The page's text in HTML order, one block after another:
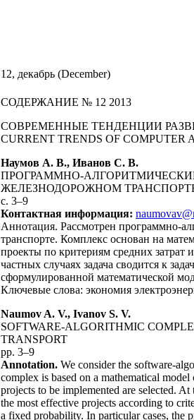
12, декабрь (December)
СОДЕРЖАНИЕ № 12 2013
СОВРЕМЕННЫЕ ТЕНДЕНЦИИ
CURRENT TRENDS OF СOMPUTER
Наумов А. В., Иванов С. В.
ПРОГРАММНО-
ЖЕЛЕЗНОДОРОЖНОМ
с. 3–9
Контактная информация:
Аннотация. Рассмотрен программно-
транспорте. Комплекс основан на
проекты по критериям средних затрат
частных случаях задача сводится к
сформулированной математической
Ключевые слова: экономия
Naumov A. V., Ivanov S. V.
SOFTWARE-ALGORITHMIC
TRANSPORT
pp. 3–9
Annotation. We consider the software-
complex is based on a mathematical
projects to be implemented are selected.
the most effective projects according to
a fixed probability. In particular cases, the